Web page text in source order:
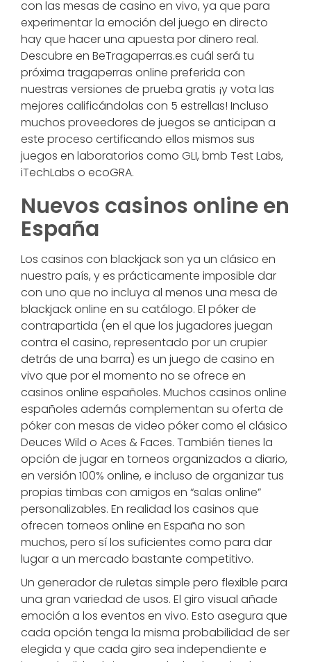
con las mesas de casino en vivo, ya que para
experimentar la emoción del juego en directo
hay que hacer una apuesta por dinero real.
Descubre en BeTragaperras.es cuál será tu
próxima tragaperras online preferida con
nuestras versiones de prueba gratis ¡y vota las
mejores calificándolas con 5 estrellas! Incluso
muchos proveedores de juegos se anticipan a
este proceso certificando ellos mismos sus
juegos en laboratorios como GLI, bmb Test Labs,
iTechLabs o ecoGRA.
Nuevos casinos online en
España
Los casinos con blackjack son ya un clásico en
nuestro país, y es prácticamente imposible dar
con uno que no incluya al menos una mesa de
blackjack online en su catálogo. El póker de
contrapartida (en el que los jugadores juegan
contra el casino, representado por un crupier
detrás de una barra) es un juego de casino en
vivo que por el momento no se ofrece en
casinos online españoles. Muchos casinos online
españoles además complementan su oferta de
póker con mesas de video póker como el clásico
Deuces Wild o Aces & Faces. También tienes la
opción de jugar en torneos organizados a diario,
en versión 100% online, e incluso de organizar tus
propias timbas con amigos en “salas online”
personalizables. En realidad los casinos que
ofrecen torneos online en España no son
muchos, pero sí los suficientes como para dar
lugar a un mercado bastante competitivo.
Un generador de ruletas simple pero flexible para
una gran variedad de usos. El giro visual añade
emoción a los eventos en vivo. Esto asegura que
cada opción tenga la misma probabilidad de ser
elegida y que cada giro sea independiente e